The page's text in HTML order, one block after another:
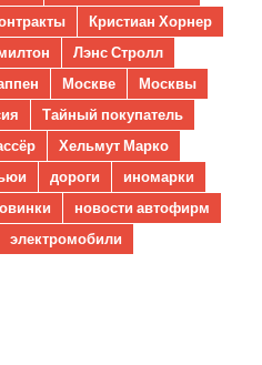
Кристиан Хорнер
Лэнс Стролл
Москве
Москвы
Тайный покупатель
Хельмут Марко
дороги
иномарки
новости автофирм
электромобили